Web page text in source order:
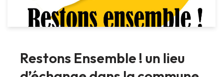
Restons Ensemble ! un lieu